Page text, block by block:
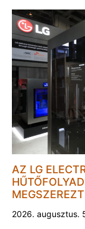
AZ LG
2026. augusztus.